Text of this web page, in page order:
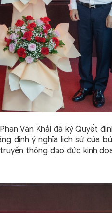
Văn Khải đã ký Quyết
định ý nghĩa lịch sử của
thống đạo đức kinh